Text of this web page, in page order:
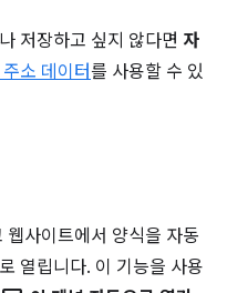
저장하고 싶지 않다면 자
소 데이터를 사용할 수 있
사이트에서 양식을 자동
열립니다. 이 기능을 사용